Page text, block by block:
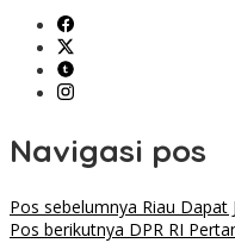
Navigasi pos
Pos sebelumnya Riau Dapat
Pos berikutnya DPR RI